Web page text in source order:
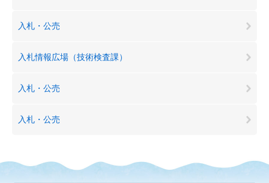
入札・公売
入札情報広場（技術検査課）
入札・公売
入札・公売